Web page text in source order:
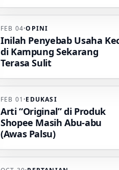
FEB 04·OPINI
Inilah Penyebab Usaha
di Kampung Sekarang
Terasa Sulit
FEB 01 ·EDUKASI
Arti “Original” di Produk
Shopee Masih Abu-abu
(Awas Palsu)